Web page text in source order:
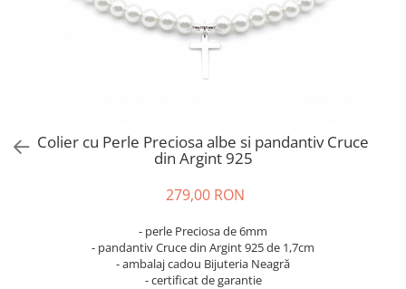
Coliere Transparente cu Stea
Coliere Transparente cu Soare
Coliere Transparente cu Semilună
Coliere Transparente cu Flori
Coliere Transparente cu Molecule
Coliere Transparente cu Pietre
Coliere Transparente Diverse
Brățări din Argint cu pietre
Colier cu Perle Preciosa albe si pandantiv Cruce
din Argint 925
279,00 RON
- perle Preciosa de 6mm
- pandantiv Cruce din Argint 925 de 1,7cm
- ambalaj cadou Bijuteria Neagră
- certificat de garantie